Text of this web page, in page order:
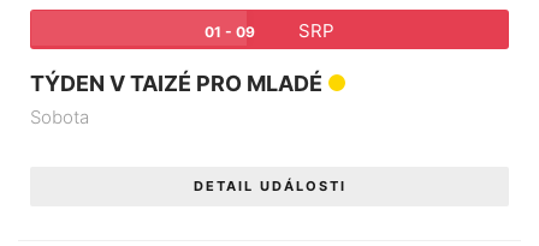
01 - 09 SRP
TÝDEN V TAIZÉ PRO MLADÉ
Sobota
DETAIL UDÁLOSTI